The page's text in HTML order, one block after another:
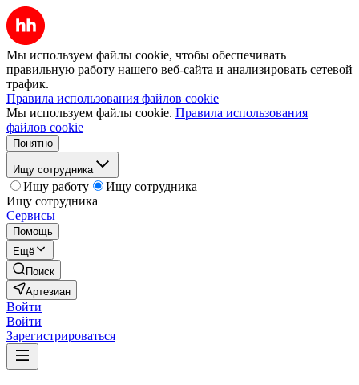
Мы используем файлы cookie, чтобы обеспечивать
правильную работу нашего веб-сайта и анализировать сетевой
трафик.
Правила использования файлов cookie
Мы используем файлы cookie. Правила использования
файлов cookie
Понятно
Ищу сотрудника
Ищу работу
Ищу сотрудника
Ищу сотрудника
Сервисы
Помощь
Ещё
Поиск
Артезиан
Войти
Войти
Зарегистрироваться